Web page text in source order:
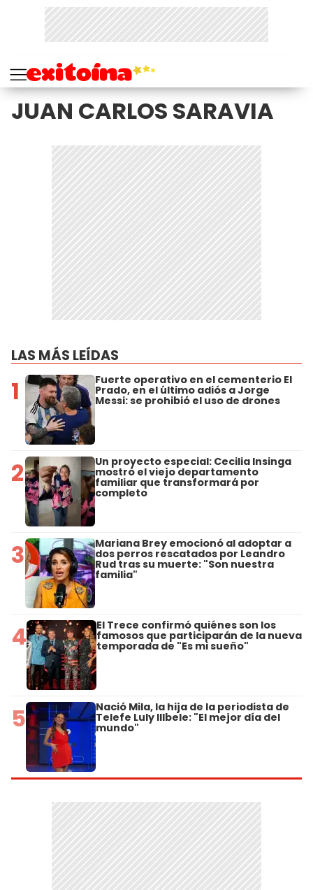
JUAN CARLOS SARAVIA
LAS MÁS LEÍDAS
1 Fuerte operativo en el cementerio El
Prado, en el último adiós a Jorge
Messi: se prohibió el uso de drones
2 Un proyecto especial: Cecilia Insinga
mostró el viejo departamento
familiar que transformará por
completo
3 Mariana Brey emocionó al adoptar a
dos perros rescatados por Leandro
Rud tras su muerte: "Son nuestra
familia"
4 El Trece confirmó quiénes son los
famosos que participarán de la nueva
temporada de "Es mi sueño"
5 Nació Mila, la hija de la periodista de
Telefe Luly Illbele: "El mejor día del
mundo"